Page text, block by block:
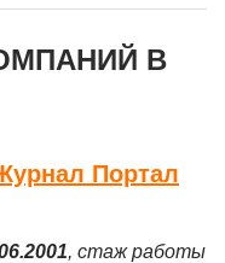
В
Портал
, стаж работы